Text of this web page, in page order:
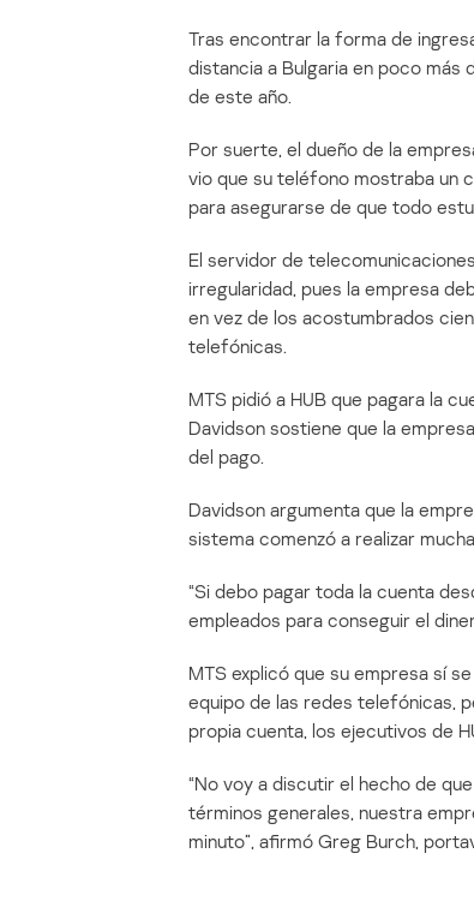
Tras encontrar la forma de
distancia a Bulgaria en poco más
de este año.
Por suerte, el dueño de la
vio que su teléfono mostraba un
para asegurarse de que todo
El servidor de
irregularidad, pues la empresa
en vez de los acostumbrados
telefónicas.
MTS pidió a HUB que pagara la
Davidson sostiene que la
del pago.
Davidson argumenta que la
sistema comenzó a realizar
“Si debo pagar toda la cuenta
empleados para conseguir el
MTS explicó que su empresa sí
equipo de las redes telefónicas,
propia cuenta, los ejecutivos de
“No voy a discutir el hecho de
términos generales, nuestra
minuto”, afirmó Greg Burch,